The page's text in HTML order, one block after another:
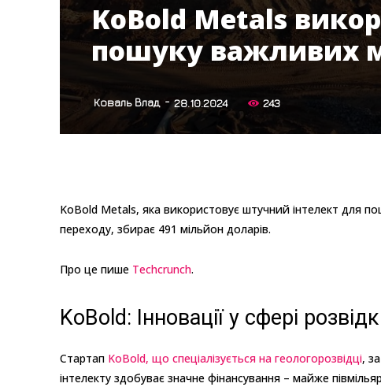
KoBold Metals
пошуку важливих
Коваль Влад - 28.10.2024 243
KoBold Metals, яка використовує штучний інтелект для
переходу, збирає 491 мільйон доларів.
Про це пише Techcrunch.
KoBold: Інновації у сфері
Стартап KoBold, що спеціалізується на геологорозвідці,
інтелекту здобуває значне фінансування – майже